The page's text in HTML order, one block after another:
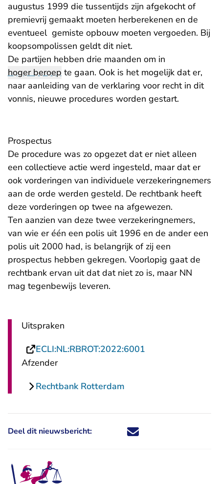
augustus 1999 die tussentijds zijn afgekocht of
premievrij gemaakt moeten herberekenen en de
eventueel gemiste opbouw moeten vergoeden. Bij
koopsompolissen geldt dit niet.
De partijen hebben drie maanden om in
hoger beroep te gaan. Ook is het mogelijk dat er,
naar aanleiding van de verklaring voor recht in dit
vonnis, nieuwe procedures worden gestart.
Prospectus
De procedure was zo opgezet dat er niet alleen
een collectieve actie werd ingesteld, maar dat er
ook vorderingen van individuele verzekeringnemers
aan de orde werden gesteld. De rechtbank heeft
deze vorderingen op twee na afgewezen.
Ten aanzien van deze twee verzekeringnemers,
van wie er één een polis uit 1996 en de ander een
polis uit 2000 had, is belangrijk of zij een
prospectus hebben gekregen. Voorlopig gaat de
rechtbank ervan uit dat dat niet zo is, maar NN
mag tegenbewijs leveren.
Uitspraken
ECLI:NL:RBROT:2022:6001
Afzender
Rechtbank Rotterdam
Deel dit nieuwsbericht: Deel dit nieuwsbericht via X -
Deel dit nieuwsbericht via
Deel dit nieuwsbericht
Deel dit